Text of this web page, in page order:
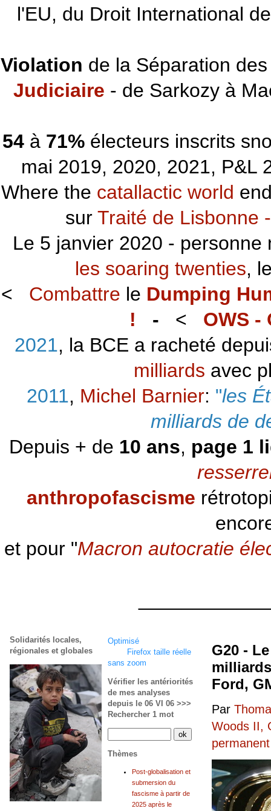
l'EU, du Droit International
Violation de la Séparation
Judiciaire - de Sarkozy à
54à 71%électeurs inscrits
mai 2019, 2020, 2021, P&L
Where the catallactic world
sur Traité de Lisbonne
Le 5 janvier 2020 -
les soaring twenties,
< Combattre le Dumping
! - < OWS -
2021, la BCE a racheté
milliards avec
2011, Michel Barnier: "les
milliards de
Depuis + de 10 ans, page 1
anthropofascisme
et pour "Macron autocratie
G20 -
Ford,
Par
Woods II,
permanent
Optimisé
Firefox taille réelle
sans zoom
Vérifier les antériorités
de mes analyses
depuis le 06 VI 06 >>>
Rechercher 1 mot
Thèmes
Post-globalisation et
submersion du
fascisme à partir de
2025 après le
Solidarités locales,
régionales et globales